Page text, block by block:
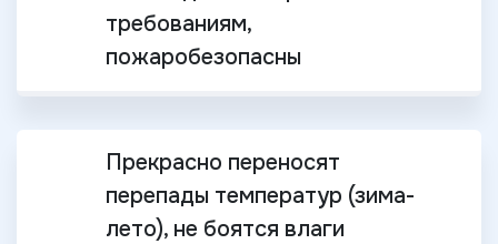
требованиям,
пожаробезопасны
Прекрасно переносят
перепады температур (зима-
лето), не боятся влаги